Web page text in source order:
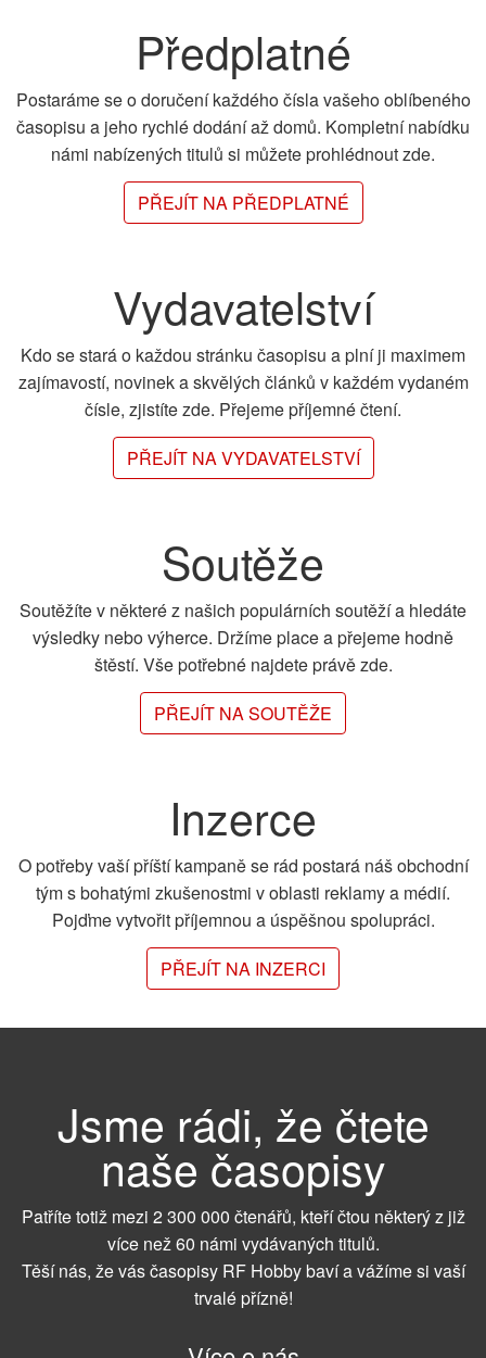
Předplatné
Postaráme se o doručení každého čísla vašeho oblíbeného
časopisu a jeho rychlé dodání až domů. Kompletní nabídku
námi nabízených titulů si můžete prohlédnout zde.
PŘEJÍT NA PŘEDPLATNÉ
Vydavatelství
Kdo se stará o každou stránku časopisu a plní ji maximem
zajímavostí, novinek a skvělých článků v každém vydaném
čísle, zjistíte zde. Přejeme příjemné čtení.
PŘEJÍT NA VYDAVATELSTVÍ
Soutěže
Soutěžíte v některé z našich populárních soutěží a hledáte
výsledky nebo výherce. Držíme place a přejeme hodně
štěstí. Vše potřebné najdete právě zde.
PŘEJÍT NA SOUTĚŽE
Inzerce
O potřeby vaší příští kampaně se rád postará náš obchodní
tým s bohatými zkušenostmi v oblasti reklamy a médií.
Pojďme vytvořit příjemnou a úspěšnou spolupráci.
PŘEJÍT NA INZERCI
Jsme rádi, že čtete
naše časopisy
Patříte totiž mezi 2 300 000 čtenářů, kteří čtou některý z již
více než 60 námi vydávaných titulů.
Těší nás, že vás časopisy RF Hobby baví a vážíme si vaší
trvalé přízně!